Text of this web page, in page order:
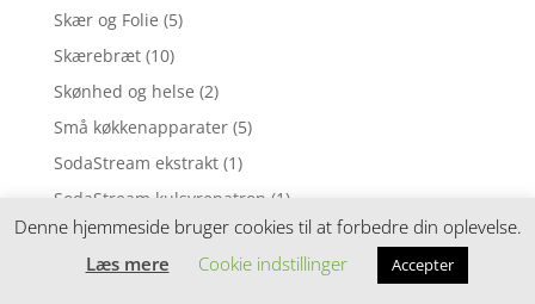
Skær og Folie (5)
Skærebræt (10)
Skønhed og helse (2)
Små køkkenapparater (5)
SodaStream ekstrakt (1)
SodaStream kulsyrepatron (1)
Sodavands flasker (9)
Sodavandsmaskine (3)
Denne hjemmeside bruger cookies til at forbedre din oplevelse.
Læs mere
Cookie indstillinger Accepter